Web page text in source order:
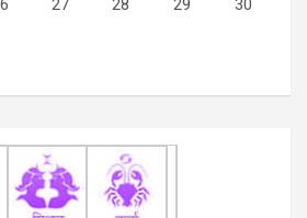
27 28 29
30